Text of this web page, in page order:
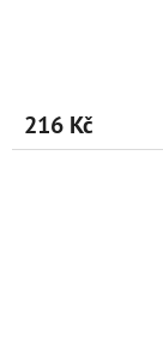
216 Kč